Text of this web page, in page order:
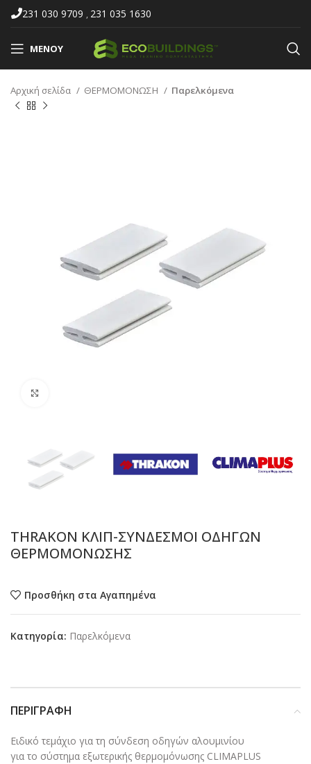
231 030 9709 , 231 035 1630
ΜΕΝΟΎ
Αρχική σελίδα ΘΕΡΜΟΜΟΝΩΣΗ Παρελκόμενα
THRAKON ΚΛΙΠ-ΣΥΝΔΕΣΜΟΙ ΟΔΗΓΩΝ
ΘΕΡΜΟΜΟΝΩΣΗΣ
Προσθήκη στα Αγαπημένα
Κατηγορία: Παρελκόμενα
ΠΕΡΙΓΡΑΦΉ
Ειδικό τεμάχιο για τη σύνδεση οδηγών αλουμινίου
για το σύστημα εξωτερικής θερμομόνωσης CLIMAPLUS